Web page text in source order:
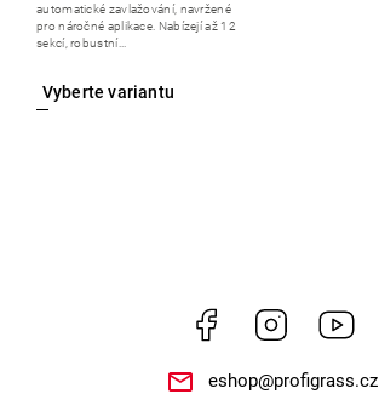
automatické zavlažování, navržené
pro náročné aplikace. Nabízejí až 12
sekcí, robustní...
Facebook Instagram
eshop@profigrass.cz